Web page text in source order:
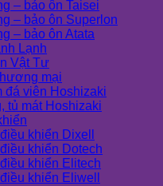
– bảo ôn Taisei
– bảo ôn Superlon
– bảo ôn Atata
Lạnh
Vật Tư
mại
đá viên Hoshizaki
tủ mát Hoshizaki
khiển Dixell
khiển Dotech
khiển Elitech
khiển Eliwell